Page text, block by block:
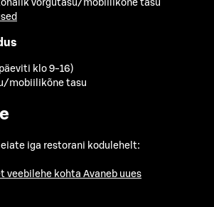
võrgutasu/mobiilikõne tasu
klo 9-16)
mobiilikõne tasu
iga restorani kodulehelt:
veebilehe kohta Avaneb uues